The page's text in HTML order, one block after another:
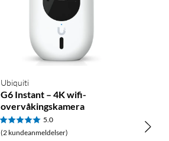
Ubiquiti
G6 Instant – 4K wifi-
overvåkingskamera
5.0
(2 kundeanmeldelser)